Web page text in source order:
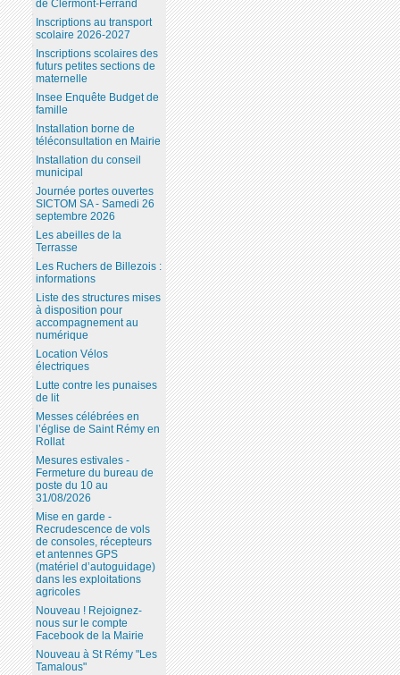
de Clermont-Ferrand
Inscriptions au transport
scolaire 2026-2027
Inscriptions scolaires des
futurs petites sections de
maternelle
Insee Enquête Budget de
famille
Installation borne de
téléconsultation en Mairie
Installation du conseil
municipal
Journée portes ouvertes
SICTOM SA - Samedi 26
septembre 2026
Les abeilles de la
Terrasse
Les Ruchers de Billezois :
informations
Liste des structures mises
à disposition pour
accompagnement au
numérique
Location Vélos
électriques
Lutte contre les punaises
de lit
Messes célébrées en
l’église de Saint Rémy en
Rollat
Mesures estivales -
Fermeture du bureau de
poste du 10 au
31/08/2026
Mise en garde -
Recrudescence de vols
de consoles, récepteurs
et antennes GPS
(matériel d’autoguidage)
dans les exploitations
agricoles
Nouveau ! Rejoignez-
nous sur le compte
Facebook de la Mairie
Nouveau à St Rémy "Les
Tamalous"